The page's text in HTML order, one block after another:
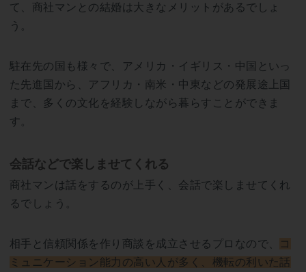
て、商社マンとの結婚は大きなメリットがあるでしょ
う。
駐在先の国も様々で、アメリカ・イギリス・中国といっ
た先進国から、アフリカ・南米・中東などの発展途上国
まで、多くの文化を経験しながら暮らすことができま
す。
会話などで楽しませてくれる
商社マンは話をするのが上手く、会話で楽しませてくれ
るでしょう。
相手と信頼関係を作り商談を成立させるプロなので、
コ
ミュニケーション能力の高い人が多く、機転の利いた話